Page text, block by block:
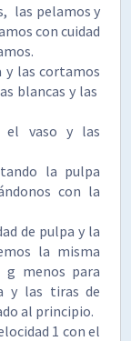
las pelamos y
con cuidad
las cortamos
blancas y las
el vaso y las
la pulpa
con la
de pulpa y la
la misma
g menos para
y las tiras de
al principio.
1 con el